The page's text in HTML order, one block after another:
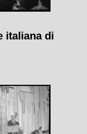
italiana di